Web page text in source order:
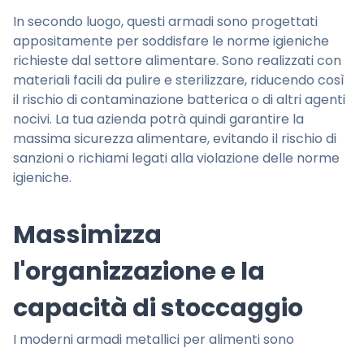
In secondo luogo, questi armadi sono progettati
appositamente per soddisfare le norme igieniche
richieste dal settore alimentare. Sono realizzati con
materiali facili da pulire e sterilizzare, riducendo così
il rischio di contaminazione batterica o di altri agenti
nocivi. La tua azienda potrà quindi garantire la
massima sicurezza alimentare, evitando il rischio di
sanzioni o richiami legati alla violazione delle norme
igieniche.
Massimizza
l'organizzazione e la
capacità di stoccaggio
I moderni armadi metallici per alimenti sono